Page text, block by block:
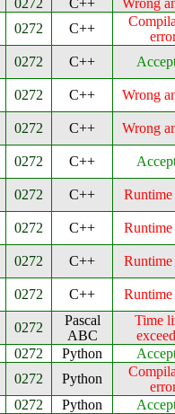
0272 C++
Wrong
0272 C++
0272 C++
0272 C++ Wrong
0272 C++ Wrong
0272 C++
0272 C++ Runtime
0272 C++ Runtime
0272 C++ Runtime
0272 C++ Runtime
0272
Pascal
ABC
Time
0272 Python
0272 Python
0272 Python